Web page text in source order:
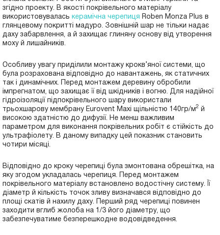
згідно проекту. В якості покрівельного матеріалу
використовувалась керамічна черепиця Roben Monza Plus в
глянцевому покритті мадуро. Зовнішній шар не тільки надає
даху забарвлення, а й захищає глиняну основу від утворення
моху й лишайників.
Особливу увагу приділили монтажу крокв’яної системи, що
була розрахована відповідно до навантажень, як статичних
так і динамічних. Перед монтажем деревину обробили
імпрегнатом, що захищає її від шкідників і вогню. Для надійної
гідроізоляції підпокрівельного шару використали
трьохшарову мембрану Eurovent Maxi щільністю 140гр/м2 й
високою здатністю до дифузії. Не менш важливим
параметром для виконання покрівельних робіт є стійкість до
ультрафіолету. В даному випадку цей показник становить
чотири місяці.
Відповідно до кроку черепиці була змонтована обрешітка, на
яку згодом укладалась черепиця. Перед монтажем
покрівельного матеріалу встановлено водостічну систему. Її
діаметр й кількість точок зливу визначався відповідно до
площі скатів й нахилу даху. Перший ряд черепиці повинен
заходити вглиб жолоба на 1/3 його діаметру, що
забезпечуватиме безперешкодне водовідведення.